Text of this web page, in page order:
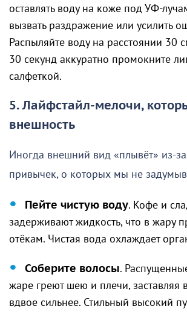
оставлять воду на коже под УФ-
вызвать раздражение или усилить
Распыляйте воду на расстоянии 30
30 секунд аккуратно промокните
салфеткой.
5. Лайфстайл-мелочи,
внешность
Иногда внешний вид «плывёт» из-
привычек, о которых мы не
Пейте чистую воду. Кофе и
задерживают жидкость, что в жару
отёкам. Чистая вода охлаждает
Соберите волосы.
жаре греют шею и плечи, заставляя
вдвое сильнее. Стильный высокий